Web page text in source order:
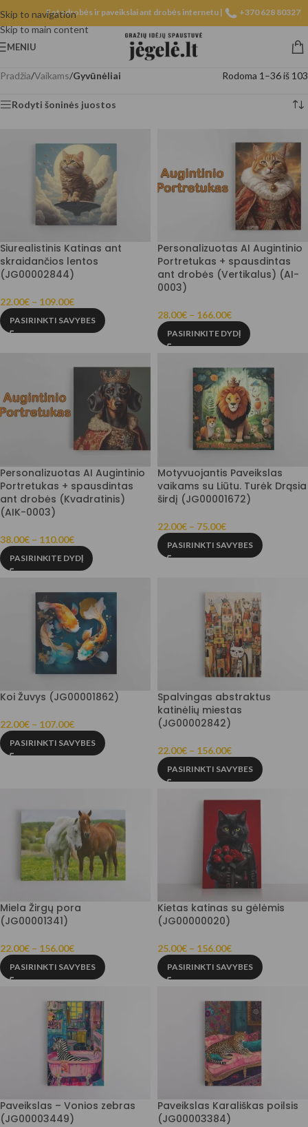
Skip to navigation
Skip to main content
Fotodrobės ir paveikslai ant drobės internetu | +370 628 80327
MENIU
Pradžia/Vaikams/Gyvūnėliai Rodoma 1–36 iš 103
Rodyti šoninės juostos
Siurealistinis Katinas ant
skraidančios lentos
(JG00002844)
22.00€ – 109.00€
PASIRINKTI SAVYBES
Personalizuotas AI Augintinio
Portretukas + spausdintas
ant drobės (Vertikalus) (AI-
0003)
28.00€ – 166.00€
PASIRINKITE DYDĮ
Personalizuotas AI Augintinio
Portretukas + spausdintas
ant drobės (Kvadratinis)
(AIK-0003)
38.00€ – 110.00€
PASIRINKITE DYDĮ
Motyvuojantis Paveikslas
vaikams su Liūtu. Turėk Drąsia
širdį (JG00001672)
22.00€ – 75.00€
PASIRINKTI SAVYBES
Koi Žuvys (JG00001862)
22.00€ – 107.00€
PASIRINKTI SAVYBES
Spalvingas abstraktus
katinėlių miestas
(JG00002842)
22.00€ – 156.00€
PASIRINKTI SAVYBES
Miela Žirgų pora
(JG00001341)
22.00€ – 156.00€
PASIRINKTI SAVYBES
Kietas katinas su gėlėmis
(JG00000020)
25.00€ – 156.00€
PASIRINKTI SAVYBES
Paveikslas – Vonios zebras
(JG00003449)
Paveikslas Karališkas poilsis
(JG00003384)